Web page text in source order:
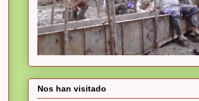
Nos han visitado